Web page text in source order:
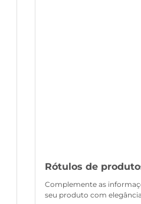
Rótulos de
Complemente as
seu produto com elegância